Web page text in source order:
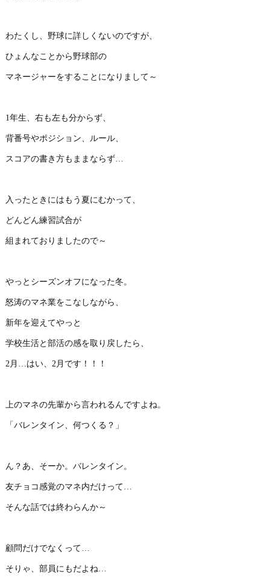
わたくし、野球に詳しくないのですが、
ひょんなことから野球部の
マネージャーをすることになりまして～
1年生、右も左も分からず、
背番号やポジション、ルール、
スコアの書き方もままならず…
入ったときにはもう夏にむかって、
どんどん練習試合が
組まれておりましたので～
やっとシーズンオフになった冬。
怒涛のマネ業をこなしながら、
新年を迎えてやっと
学校生活と部活の感を取り戻したら、
2月…はい、2月です！！！
上のマネの先輩から言われるんですよね。
「バレンタイン、何つくる？」
ん？あ、そーか。バレンタイン。
友チョコ感覚のマネ内だけって…
そんな話では終わらんか～
顧問だけでなくって…
そりゃ、部員にもだよね…